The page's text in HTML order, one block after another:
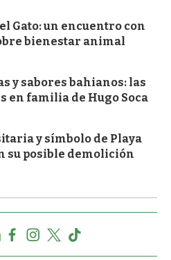
Gato: un encuentro con
bienestar animal
y sabores bahianos: las
en familia de Hugo Soca
y símbolo de Playa
su posible demolición